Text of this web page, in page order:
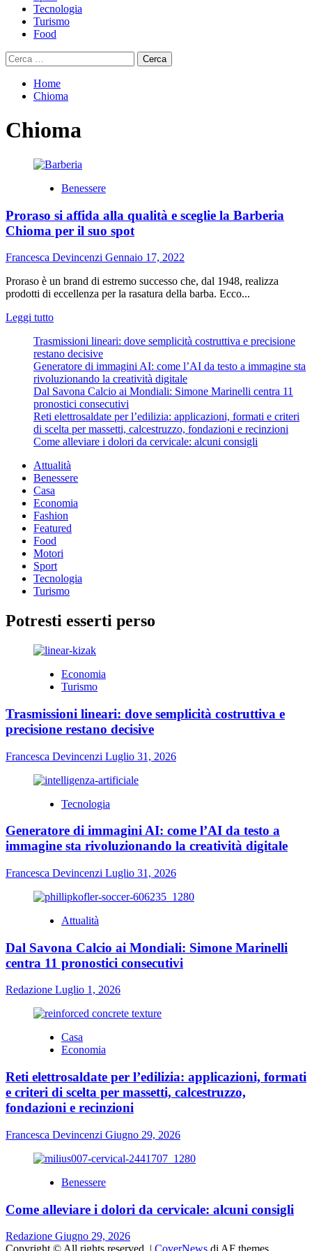
Tecnologia
Turismo
Food
Ricerca
per:
Home
Chioma
Chioma
Benessere
Proraso si affida alla qualità e sceglie la Barberia
Chioma per il suo spot
Francesca Devincenzi Gennaio 17, 2022
Proraso è un brand di estremo successo che, dal 1948, realizza
prodotti di eccellenza per la rasatura della barba. Ecco...
Leggi tuttoLeggi
più
su
Proraso
si
affida
alla
qualità
e
sceglie
Barberia
Chioma
per
il
suo
spot
Trasmissioni lineari: dove semplicità costruttiva e precisione
restano decisive
Generatore di immagini AI: come l’AI da testo a immagine sta
rivoluzionando la creatività digitale
Dal Savona Calcio ai Mondiali: Simone Marinelli centra 11
pronostici consecutivi
Reti elettrosaldate per l’edilizia: applicazioni, formati e criteri
di scelta per massetti, calcestruzzo, fondazioni e recinzioni
Come alleviare i dolori da cervicale: alcuni consigli
Attualità
Benessere
Casa
Economia
Fashion
Featured
Food
Motori
Sport
Tecnologia
Turismo
Potresti esserti perso
Economia
Turismo
Trasmissioni lineari: dove semplicità costruttiva e
precisione restano decisive
Francesca Devincenzi Luglio 31, 2026
Tecnologia
Generatore di immagini AI: come l’AI da testo a
immagine sta rivoluzionando la creatività digitale
Francesca Devincenzi Luglio 31, 2026
Attualità
Dal Savona Calcio ai Mondiali: Simone Marinelli
centra 11 pronostici consecutivi
Redazione Luglio 1, 2026
Casa
Economia
Reti elettrosaldate per l’edilizia: applicazioni, formati
e criteri di scelta per massetti, calcestruzzo,
fondazioni e recinzioni
Francesca Devincenzi Giugno 29, 2026
Benessere
Come alleviare i dolori da cervicale: alcuni consigli
Redazione Giugno 29, 2026